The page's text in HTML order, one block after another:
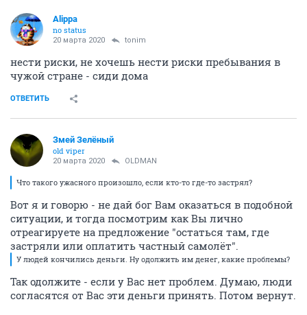
Alippa
no status
20 марта 2020 tonim
нести риски, не хочешь нести риски пребывания в
чужой стране - сиди дома
ОТВЕТИТЬ
Змей Зелёный
old viper
20 марта 2020 OLDMAN
Что такого ужасного произошло, если кто-то где-то застрял?
Вот я и говорю - не дай бог Вам оказаться в подобной
ситуации, и тогда посмотрим как Вы лично
отреагируете на предложение "остаться там, где
застряли или оплатить частный самолёт".
У людей кончились деньги. Ну одолжить им денег, какие проблемы?
Так одолжите - если у Вас нет проблем. Думаю, люди
согласятся от Вас эти деньги принять. Потом вернут.